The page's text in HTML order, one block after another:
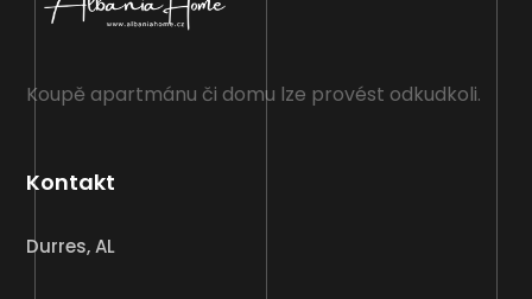
Koupě apartmánu či domu lze provést odkudkoli.
Kontakt
Durres, AL